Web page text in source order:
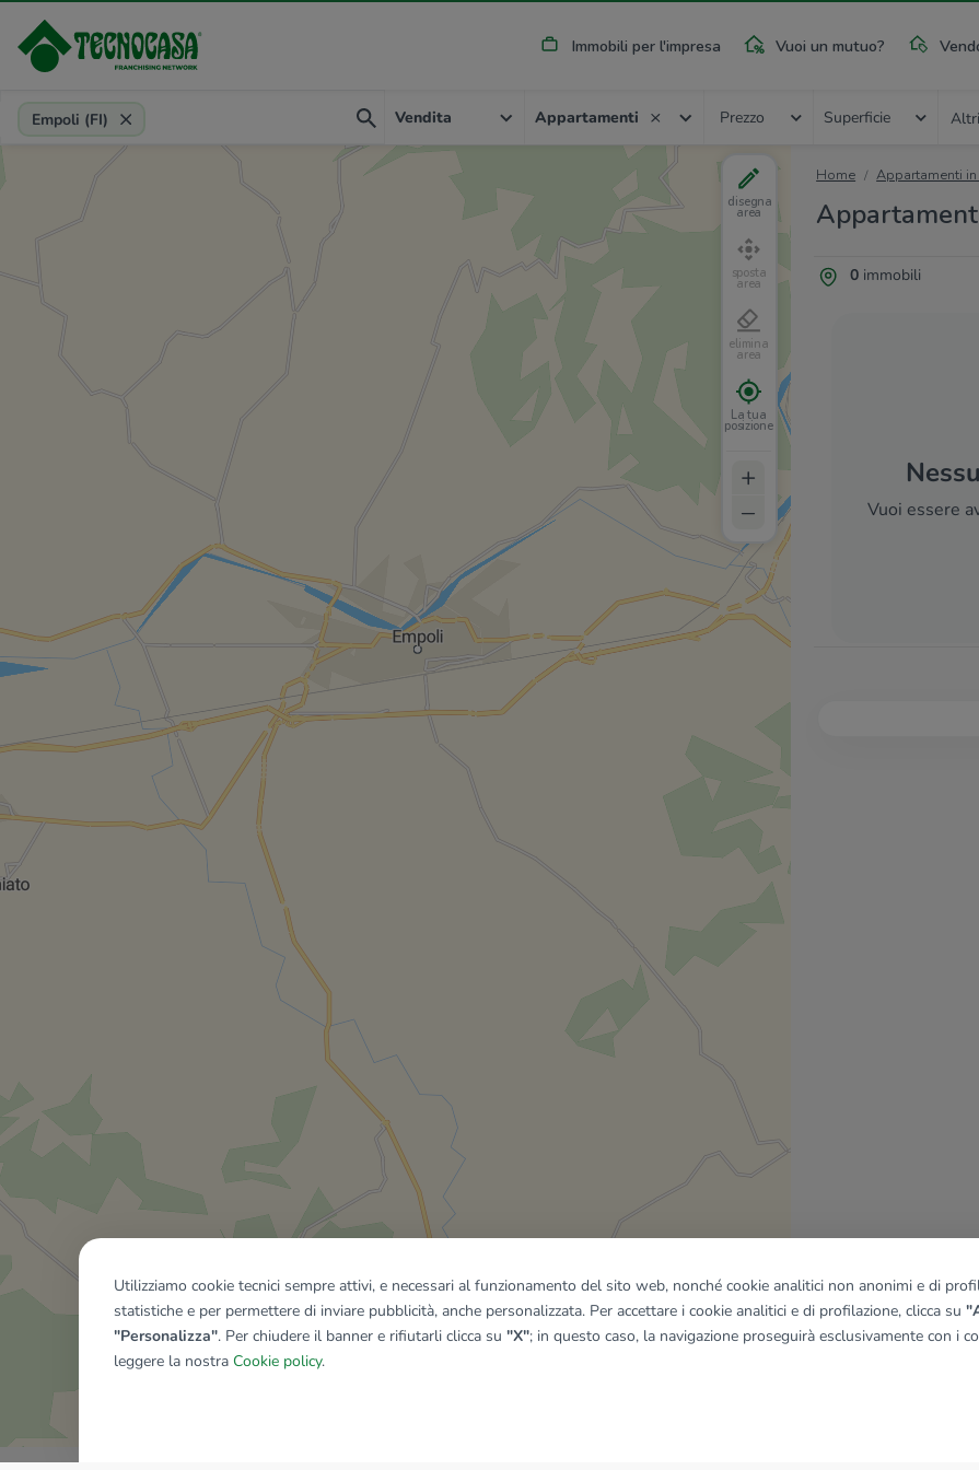
Immobili per l'impresa Vuoi un mutuo?
Provincia, comune, zona, riferimento
Empoli (FI) Vendita Appartamenti Prezzo Superficie
Home Appartamenti
0immobili
Vuoi essere
disegna
area
sposta
area
elimina
area
La tua
posizione
+
–
Mostra tutti gli immobili del riquadro
Utilizziamo cookie tecnici sempre attivi, e necessari al funzionamento del sito web, nonché cookie analitici non anonimi e di
statistiche e per permettere di inviare pubblicità, anche personalizzata. Per accettare i cookie analitici e di profilazione, clicca su
"Personalizza". Per chiudere il banner e rifiutarli clicca su "X"; in questo caso, la navigazione proseguirà esclusivamente con i
leggere la nostra Cookie policy.